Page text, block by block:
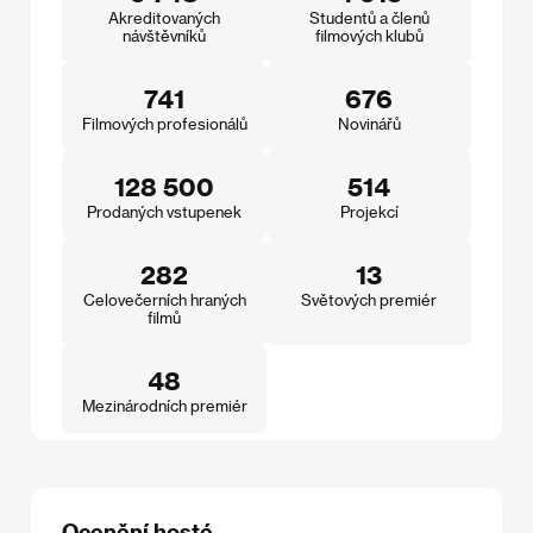
Akreditovaných
návštěvníků
Studentů a členů
filmových klubů
741
Filmových profesionálů
676
Novinářů
128 500
Prodaných vstupenek
514
Projekcí
282
Celovečerních hraných
filmů
13
Světových premiér
48
Mezinárodních premiér